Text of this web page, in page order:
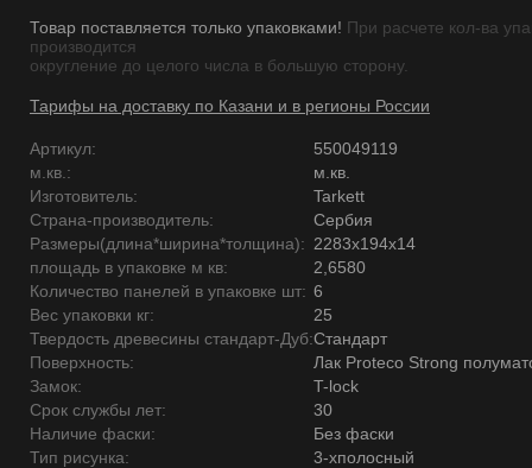
Товар поставляется только упаковками! При расчете кол-ва
производится
округление до целого числа в большую сторону.
Тарифы на доставку по Казани и в регионы России
Артикул:
550049119
м.кв.:
м.кв.
Изготовитель:
Tarkett
Страна-производитель:
Сербия
Размеры(длина*ширина*толщина): 2283x194x14
площадь в упаковке м кв:
2,6580
Количество панелей в упаковке шт: 6
Вес упаковки кг:
25
Твердость древесины стандарт-Дуб:Стандарт
Поверхность:
Лак Proteco Strong
Замок:
T-lock
Срок службы лет:
30
Наличие фаски:
Без фаски
Тип рисунка:
3-хполосный